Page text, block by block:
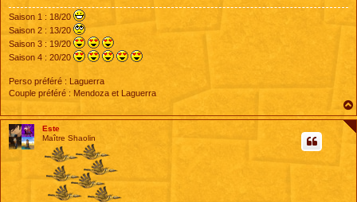
Saison 1 : 18/20
Saison 2 : 13/20
Saison 3 : 19/20
Saison 4 : 20/20
Perso préféré : Laguerra
Couple préféré : Mendoza et Laguerra
Este
Maître Shaolin